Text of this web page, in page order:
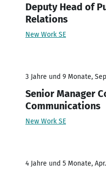
Deputy Head of
Relations
New Work SE
3 Jahre und 9 Monate,
Senior Manager
Communications
New Work SE
4 Jahre und 5 Monate,